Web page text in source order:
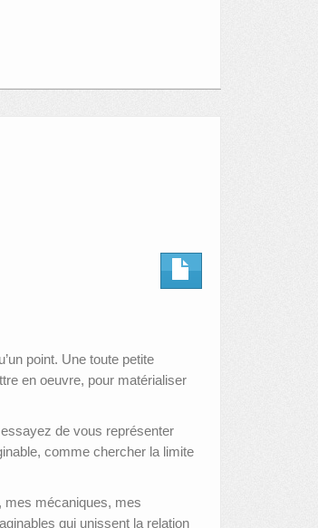
point. Une toute petite
en oeuvre, pour matérialiser
de vous représenter
comme chercher la limite
mes mécaniques, mes
qui unissent la relation